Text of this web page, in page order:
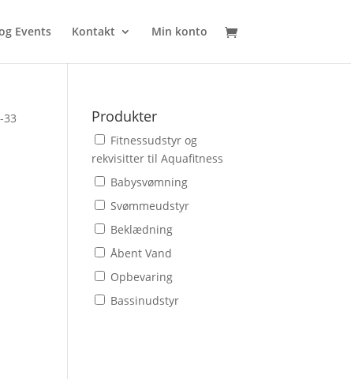
Events Kontakt Min konto
33 Produkter
Fitnessudstyr og
rekvisitter til Aquafitness
Babysvømning
Svømmeudstyr
Beklædning
Åbent Vand
Opbevaring
Bassinudstyr